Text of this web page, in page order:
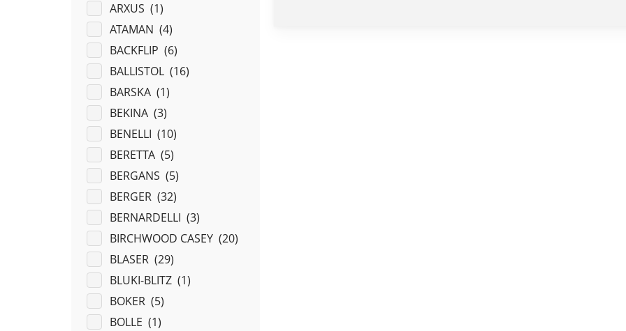
ARXUS (1)
ATAMAN (4)
BACKFLIP (6)
BALLISTOL (16)
BARSKA (1)
BEKINA (3)
BENELLI (10)
BERETTA (5)
BERGANS (5)
BERGER (32)
BERNARDELLI (3)
BIRCHWOOD CASEY (20)
BLASER (29)
BLUKI-BLITZ (1)
BOKER (5)
BOLLE (1)